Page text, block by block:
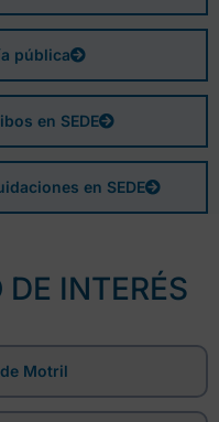
pública
en SEDE
en SEDE
INTERÉS
Motril